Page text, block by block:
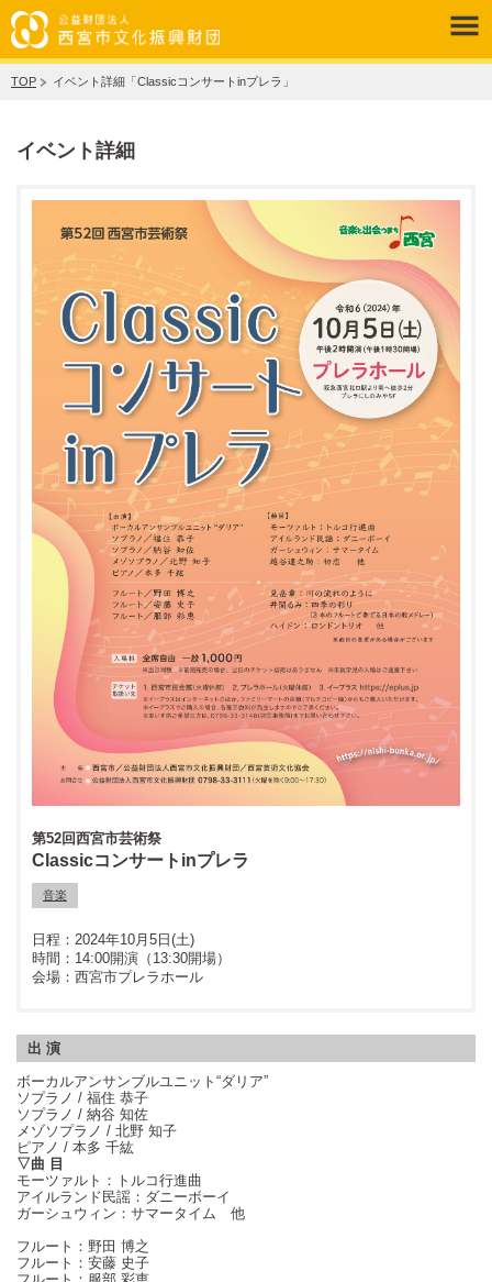
TOP イベント詳細「Classicコンサートinプレラ」
イベント詳細
第52回西宮市芸術祭
Classicコンサートinプレラ
音楽
2024年10月5日(土)
14:00開演（13:30開場）
西宮市プレラホール
出 演
ボーカルアンサンブルユニット“ダリア”
ソプラノ / 福住 恭子
ソプラノ / 納谷 知佐
メゾソプラノ / 北野 知子
ピアノ / 本多 千紘
▽曲 目
モーツァルト：トルコ行進曲
アイルランド民謡：ダニーボーイ
ガーシュウィン：サマータイム 他
フルート：野田 博之
フルート：安藤 史子